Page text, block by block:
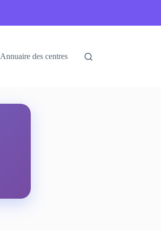
Annuaire des centres